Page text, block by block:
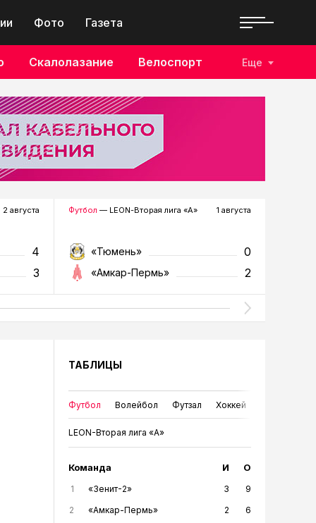
Фото Газета
Скалолазание Велоспорт Еще
2 августа
4
3
Футбол — LEON-Вторая лига «А» 1 августа
«Тюмень» 0
«Амкар-Пермь» 2
ТАБЛИЦЫ
Футбол Волейбол Футзал Хоккей
LEON-Вторая лига «А»
Команда И О
1 «Зенит-2» 3
9
2
«Амкар-Пермь» 2
6